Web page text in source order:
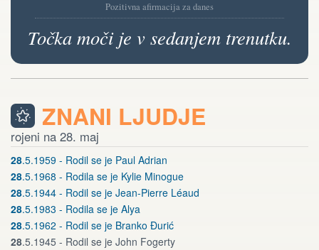
Pozitivna afirmacija za danes
Točka moči je v sedanjem trenutku.
ZNANI LJUDJE
rojeni na 28. maj
28.5.1959 - Rodil se je Paul Adrian
28.5.1968 - Rodila se je Kylie Minogue
28.5.1944 - Rodil se je Jean-Pierre Léaud
28.5.1983 - Rodila se je Alya
28.5.1962 - Rodil se je Branko Đurić
28.5.1945 - Rodil se je John Fogerty